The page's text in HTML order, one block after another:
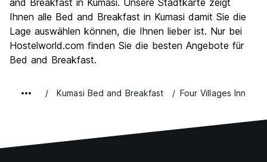
and Breakfast in Kumasi. Unsere Stadtkarte zeigt
Ihnen alle Bed and Breakfast in Kumasi damit Sie die
Lage auswählen können, die Ihnen lieber ist. Nur bei
Hostelworld.com finden Sie die besten Angebote für
Bed and Breakfast.
Kumasi Bed and Breakfast Four Villages Inn